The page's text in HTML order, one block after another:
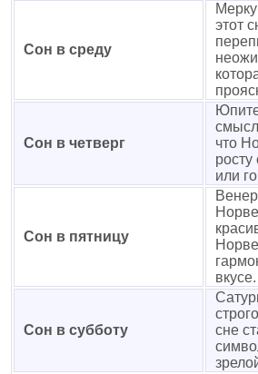
Сон в среду
этот
Сон в четверг
смысл
что
росту
или
Сон в пятницу
вкусе.
Сон в субботу
сне